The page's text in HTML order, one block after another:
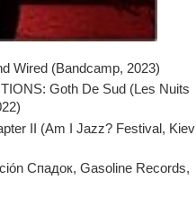
Wired (Bandcamp, 2023)
Goth De Sud (Les Nuits
II (Am I Jazz? Festival, Kiev
С​п​а​д​о​к, Gasoline Records,